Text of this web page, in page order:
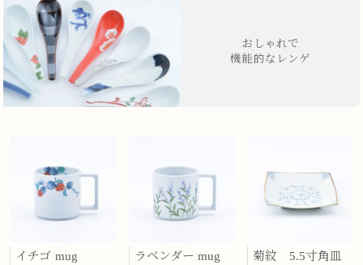
おしゃれで
機能的なレンゲ
イチゴ mug
ラベンダー mug
菊紋 5.5寸角皿